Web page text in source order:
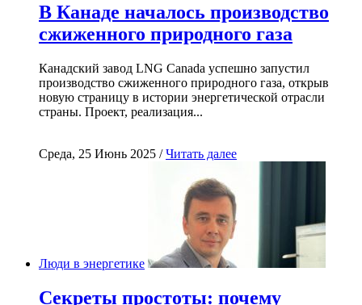
В Канаде началось производство
сжиженного природного газа
Канадский завод LNG Canada успешно запустил
производство сжиженного природного газа, открыв
новую страницу в истории энергетической отрасли
страны. Проект, реализация...
Среда, 25 Июнь 2025 /Читать далее
Люди в энергетике
Секреты простоты: почему